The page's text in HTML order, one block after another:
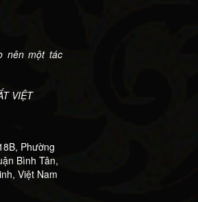
nên một tác
VIỆT
Phường
Bình Tân,
Việt Nam